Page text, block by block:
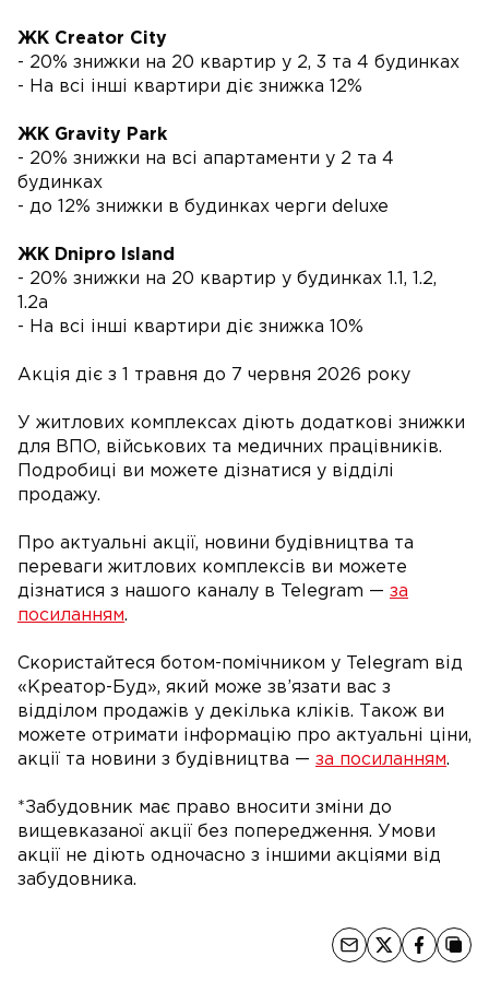
ЖК Creator City
- 20% знижки на 20 квартир у 2, 3 та 4 будинках
- На всі інші квартири діє знижка 12%
ЖК Gravity Park
- 20% знижки на всі апартаменти у 2 та 4
будинках
- до 12% знижки в будинках черги deluxe
ЖК Dnipro Island
- 20% знижки на 20 квартир у будинках 1.1, 1.2,
1.2а
- На всі інші квартири діє знижка 10%
Акція діє з 1 травня до 7 червня 2026 року
У житлових комплексах діють додаткові знижки
для ВПО, військових та медичних працівників.
Подробиці ви можете дізнатися у відділі
продажу.
Про актуальні акції, новини будівництва та
переваги житлових комплексів ви можете
дізнатися з нашого каналу в Telegram — за
посиланням.
Скористайтеся ботом-помічником у Telegram від
«Креатор-Буд», який може зв’язати вас з
відділом продажів у декілька кліків. Також ви
можете отримати інформацію про актуальні ціни,
акції та новини з будівництва — за посиланням.
*Забудовник має право вносити зміни до
вищевказаної акції без попередження. Умови
акції не діють одночасно з іншими акціями від
забудовника.